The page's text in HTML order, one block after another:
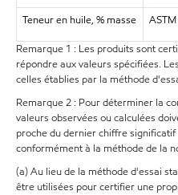
Teneur en huile, % masse
Remarque 1 : Les produits sont
répondre aux valeurs spécifiées.
celles établies par la méthode
Remarque 2 : Pour déterminer la
valeurs observées ou calculées
proche du dernier chiffre
conformément à la méthode de la
(a) Au lieu de la méthode d'essai
être utilisées pour certifier une